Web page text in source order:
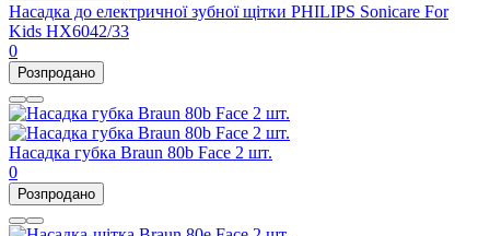
Насадка до електричної зубної щітки PHILIPS Sonicare For
Kids HX6042/33
0
Розпродано
Насадка губка Braun 80b Face 2 шт.
0
Розпродано